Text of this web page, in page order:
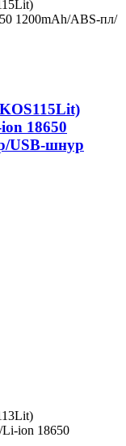
18650
USB-шнур